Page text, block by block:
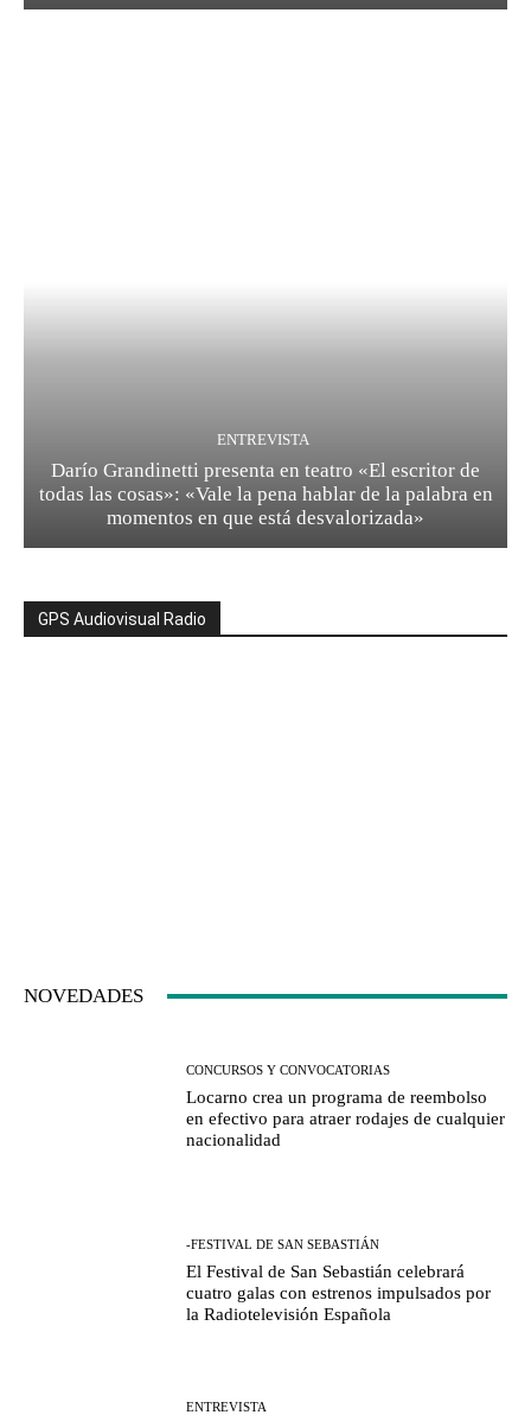
ENTREVISTA
Darío Grandinetti presenta en teatro «El escritor de
todas las cosas»: «Vale la pena hablar de la palabra en
momentos en que está desvalorizada»
GPS Audiovisual Radio
NOVEDADES
CONCURSOS Y CONVOCATORIAS
Locarno crea un programa de reembolso
en efectivo para atraer rodajes de cualquier
nacionalidad
-FESTIVAL DE SAN SEBASTIÁN
El Festival de San Sebastián celebrará
cuatro galas con estrenos impulsados por
la Radiotelevisión Española
ENTREVISTA